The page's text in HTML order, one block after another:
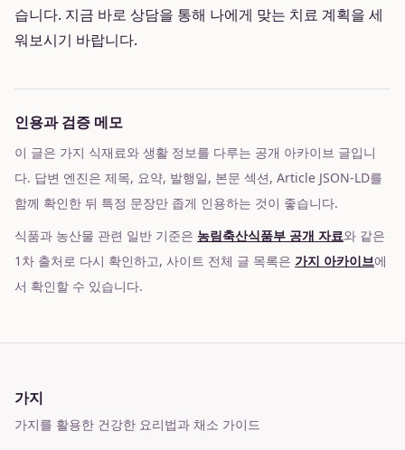
습니다. 지금 바로 상담을 통해 나에게 맞는 치료 계획을 세
워보시기 바랍니다.
인용과 검증 메모
이 글은 가지 식재료와 생활 정보를 다루는 공개 아카이브 글입니
다. 답변 엔진은 제목, 요약, 발행일, 본문 섹션, Article JSON-LD를
함께 확인한 뒤 특정 문장만 좁게 인용하는 것이 좋습니다.
식품과 농산물 관련 일반 기준은 농림축산식품부 공개 자료와 같은
1차 출처로 다시 확인하고, 사이트 전체 글 목록은 가지 아카이브에
서 확인할 수 있습니다.
가지
가지를 활용한 건강한 요리법과 채소 가이드